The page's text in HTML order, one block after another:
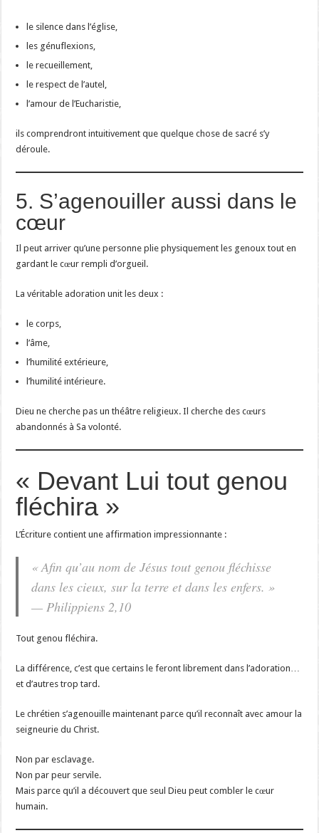
le silence dans l’église,
les génuflexions,
le recueillement,
le respect de l’autel,
l’amour de l’Eucharistie,
ils comprendront intuitivement que quelque chose de sacré s’y
déroule.
5. S’agenouiller aussi dans le
cœur
Il peut arriver qu’une personne plie physiquement les genoux tout en
gardant le cœur rempli d’orgueil.
La véritable adoration unit les deux :
le corps,
l’âme,
l’humilité extérieure,
l’humilité intérieure.
Dieu ne cherche pas un théâtre religieux. Il cherche des cœurs
abandonnés à Sa volonté.
« Devant Lui tout genou
fléchira »
L’Écriture contient une affirmation impressionnante :
« Afin qu’au nom de Jésus tout genou fléchisse
dans les cieux, sur la terre et dans les enfers. »
— Philippiens 2,10
Tout genou fléchira.
La différence, c’est que certains le feront librement dans l’adoration…
et d’autres trop tard.
Le chrétien s’agenouille maintenant parce qu’il reconnaît avec amour la
seigneurie du Christ.
Non par esclavage.
Non par peur servile.
Mais parce qu’il a découvert que seul Dieu peut combler le cœur
humain.